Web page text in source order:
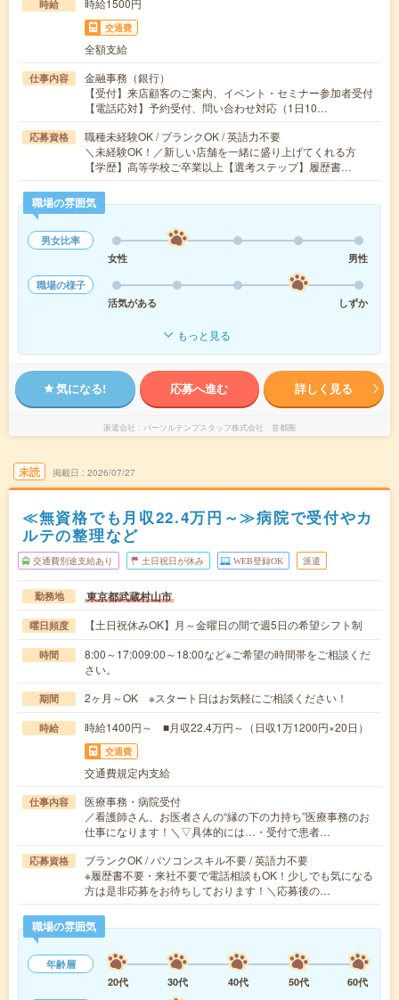
時給
交通費
全額支給
仕事内容
金融事務（銀行）
【受付】来店顧客のご案内、イベント・セミナー参加者受付
【電話応対】予約受付、問い合わせ対応（1日10…
応募資格
職種未経験OK / ブランクOK / 英語力不要
＼未経験OK！／新しい店舗を一緒に盛り上げてくれる方
【学歴】高等学校ご卒業以上【選考ステップ】履歴書…
職場の雰囲気
男女比率
女性
男性
職場の様子
活気がある
しずか
もっと見る
気になる! 応募へ進む 詳しく見る
派遣会社 パーソルテンプスタッフ株式会社 首都圏
未読 掲載日 2026/07/27
≪無資格でも月収22.4万円～≫病院で受付やカ
ルテの整理など
交通費別途支給あり 土日祝日が休み WEB登録OK 派遣
勤務地 東京都武蔵村山市
曜日頻度 【土日祝休みOK】月～金曜日の間で週5日の希望シフト制
時間
8:00～17:009:00～18:00など※ご希望の時間帯をご相談くだ
さい。
期間 2ヶ月～OK ※スタート日はお気軽にご相談ください！
時給 時給1400円～ ■月収22.4万円～（日収1万1200円×20日）
交通費
交通費規定内支給
仕事内容
医療事務・病院受付
／看護師さん、お医者さんの“縁の下の力持ち”医療事務のお
仕事になります！＼▽具体的には…・受付で患者…
応募資格
ブランクOK / パソコンスキル不要 / 英語力不要
※履歴書不要・来社不要で電話相談もOK！少しでも気になる
方は是非応募をお待ちしております！＼応募後の…
職場の雰囲気
年齢層
20代
30代 40代 50代
60代